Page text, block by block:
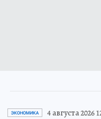
ЭКОНОМИКА 4 августа 2026